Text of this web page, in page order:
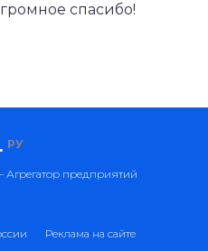
спасибо!
РУ
Агрегатор предприятий
Реклама на сайте